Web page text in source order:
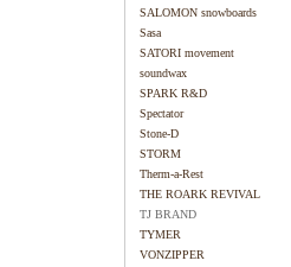
SALOMON snowboards
Sasa
SATORI movement
soundwax
SPARK R&D
Spectator
Stone-D
STORM
Therm-a-Rest
THE ROARK REVIVAL
TJ BRAND
TYMER
VONZIPPER